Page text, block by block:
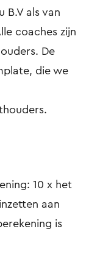
als van
coaches zijn
De
die we
10 x het
aan
is